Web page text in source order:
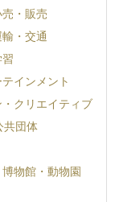
・販売
・交通
インメント
クリエイティブ
共団体
物館・動物園